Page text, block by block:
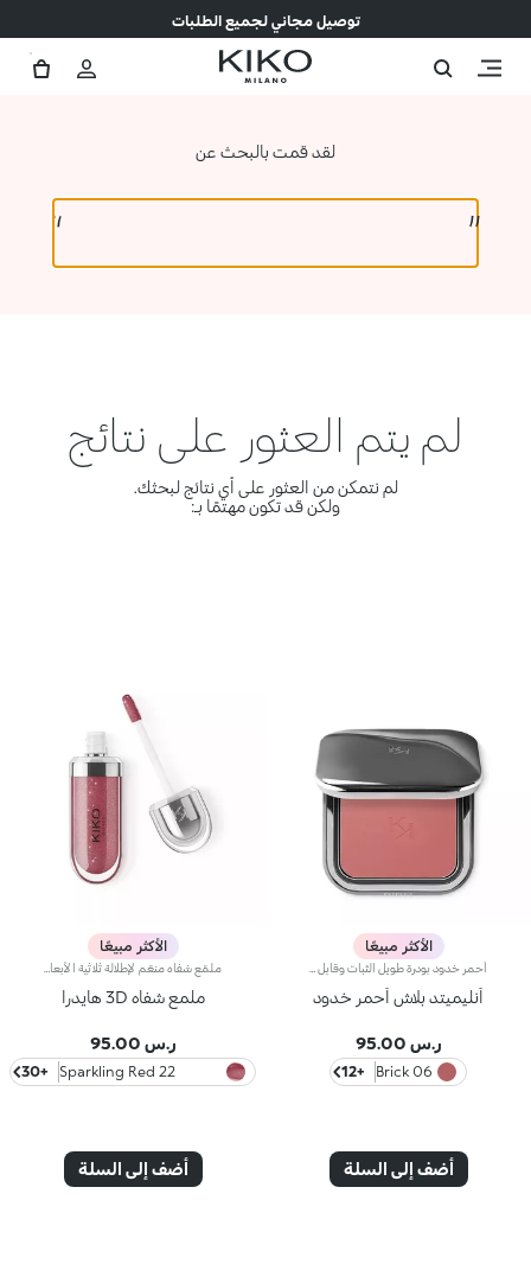
توصيل مجاني لجميع الطلبات
لقد قمت بالبحث عن
لم يتم العثور على نتائج
لم نتمكن من العثور على أي نتائج لبحثك.
ولكن قد تكون مهتمًا بـ:
الأكثر مبيعًا
أنليميتد بلاش أحمر خدود
ر.س 95.00
06 Brick
+12
أضف إلى السلة
الأكثر مبيعًا
ملمع شفاه 3D هايدرا
ر.س 95.00
22 Sparkling Red
Garnet
+30
أضف إلى السلة